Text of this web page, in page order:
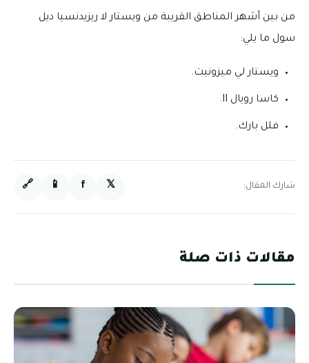
من بين أشهر المناطق القريبة من ويستار لا ريزيدنسيا ديل
سول ما يلي:
ويستار لي ميزونيت.
كاسا رويال II.
فلل بارك.
شارك المقال: 𝕏
f
📱
🔗
مقالات ذات صلة